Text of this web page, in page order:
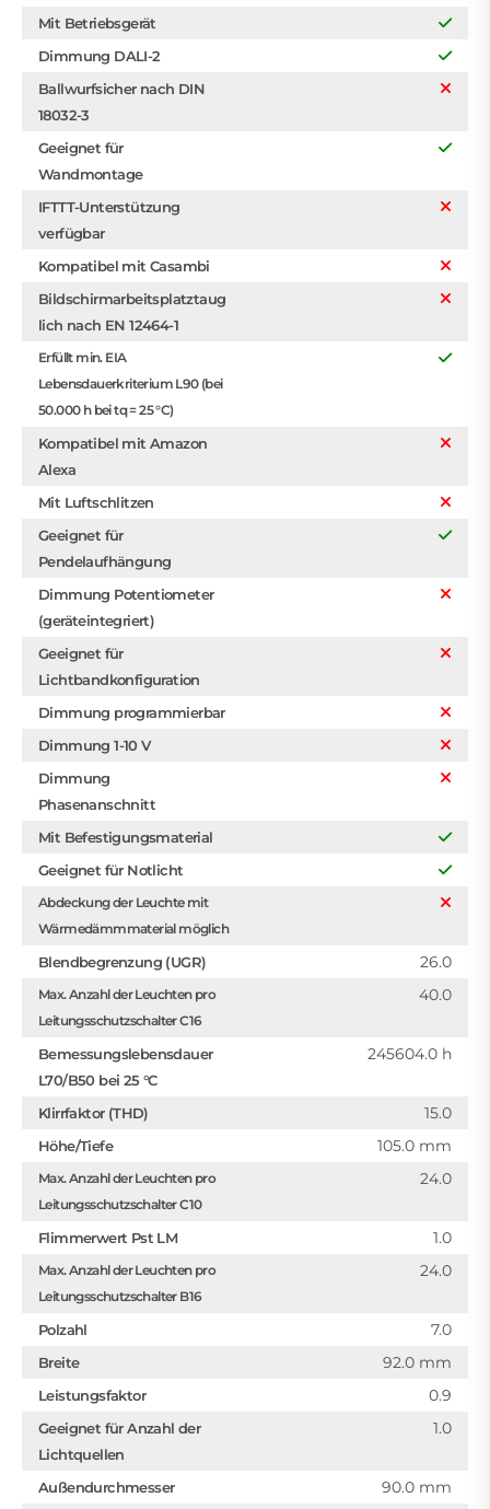
Mit Betriebsgerät
Dimmung DALI-2
Ballwurfsicher nach DIN
18032-3
Geeignet für
Wandmontage
IFTTT-Unterstützung
verfügbar
Kompatibel mit Casambi
Bildschirmarbeitsplatztaug
lich nach EN 12464-1
Erfüllt min. EIA
Lebensdauerkriterium L90 (bei
50.000 h bei tq = 25 °C)
Kompatibel mit Amazon
Alexa
Mit Luftschlitzen
Geeignet für
Pendelaufhängung
Dimmung Potentiometer
(geräteintegriert)
Geeignet für
Lichtbandkonfiguration
Dimmung programmierbar
Dimmung 1-10 V
Dimmung
Phasenanschnitt
Mit Befestigungsmaterial
Geeignet für Notlicht
Abdeckung der Leuchte mit
Wärmedämmmaterial möglich
Blendbegrenzung (UGR) 26.0
Max. Anzahl der Leuchten pro
Leitungsschutzschalter C16
40.0
Bemessungslebensdauer
L70/B50 bei 25 °C
245604.0 h
Klirrfaktor (THD) 15.0
Höhe/Tiefe 105.0 mm
Max. Anzahl der Leuchten pro
Leitungsschutzschalter C10
24.0
Flimmerwert Pst LM 1.0
Max. Anzahl der Leuchten pro
Leitungsschutzschalter B16
24.0
Polzahl 7.0
Breite 92.0 mm
Leistungsfaktor 0.9
Geeignet für Anzahl der
Lichtquellen
1.0
Außendurchmesser 90.0 mm